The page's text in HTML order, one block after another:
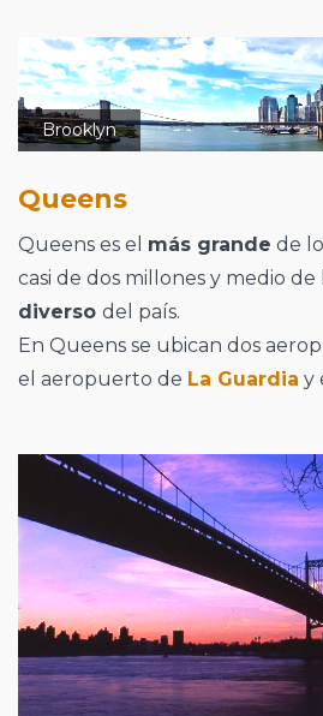
Brooklyn
Queens
Queens es el más grande de
casi de dos millones y medio de
diverso del país.
En Queens se ubican dos
el aeropuerto de La Guardia y